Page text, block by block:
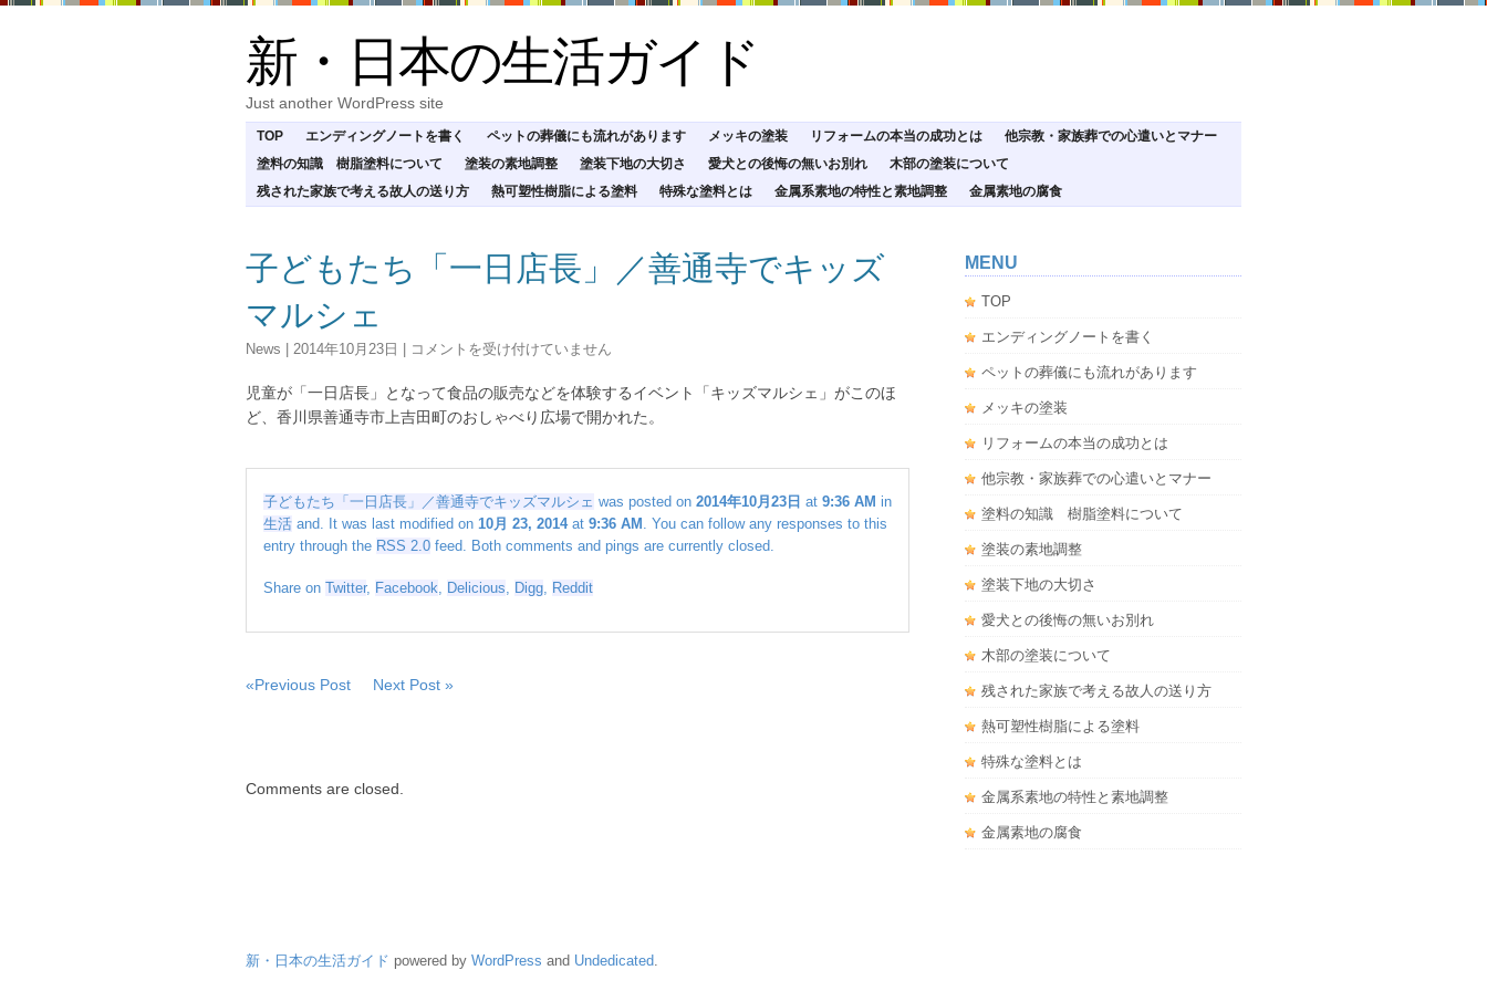
新・日本の生活ガイド
Just another WordPress site
TOP エンディングノートを書く ペットの葬儀にも流れがあります メッキの塗装 リフォームの本当の成功とは
他宗教・家族葬での心遣いとマナー
塗料の知識 樹脂塗料について
塗装の素地調整 塗装下地の大切さ 愛犬との後悔の無いお別れ
木部の塗装について
残された家族で考える故人の送り方
熱可塑性樹脂による塗料 特殊な塗料とは 金属系素地の特性と素地調整 金属素地の腐食
子どもたち「一日店長」／善通寺でキッズ
マルシェ
News 2014年10月23日
子
も
た
店
長」
／
通
で
ッ
コメントを受け付けていません
児童が「一日店長」となって食品の販売などを体験するイベント「キッズマルシェ」がこのほ
ど、香川県善通寺市上吉田町のおしゃべり広場で開かれた。
子どもたち「一日店長」／善通寺でキッズマルシェ was posted on 2014年10月23日 at 9:36 AM in
生活 and. It was last modified on 10月 23, 2014at 9:36 AM . You can follow any responses to this
entry through the RSS 2.0 feed. Both comments and pings are currently closed.
Share on Twitter, Facebook, Delicious, Digg, Reddit
«Previous Post Next Post »
Comments are closed.
MENU
TOP
エンディングノートを書く
ペットの葬儀にも流れがあります
メッキの塗装
リフォームの本当の成功とは
他宗教・家族葬での心遣いとマナー
塗料の知識 樹脂塗料について
塗装の素地調整
塗装下地の大切さ
愛犬との後悔の無いお別れ
木部の塗装について
残された家族で考える故人の送り方
熱可塑性樹脂による塗料
特殊な塗料とは
金属系素地の特性と素地調整
金属素地の腐食
新・日本の生活ガイド powered by WordPress and Undedicated.